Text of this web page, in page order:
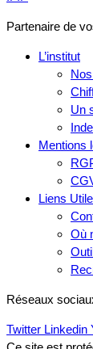
Partenaire de
L’institut
Un
Mentions
Liens
Où
Réseaux
Twitter Linkedin